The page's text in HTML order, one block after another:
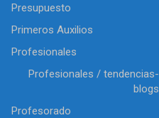
Presupuesto
Primeros Auxilios
Profesionales
Profesionales / tendencias-
blogs
Profesorado